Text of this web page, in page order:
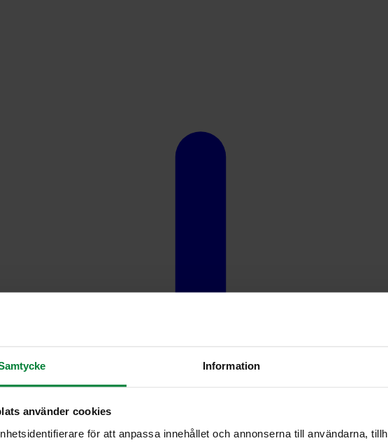
Information
använder cookies
för att anpassa innehållet och annonserna till användarna,